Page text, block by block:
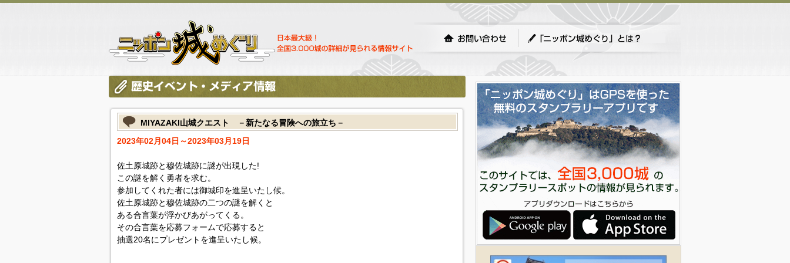
MIYAZAKI山城クエスト －新たなる冒険への旅立ち－
2023年02月04日～2023年03月19日
佐土原城跡と穆佐城跡に謎が出現した!
この謎を解く勇者を求む。
参加してくれた者には御城印を進呈いたし候。
佐土原城跡と穆佐城跡の二つの謎を解くと
ある合言葉が浮かびあがってくる。
その合言葉を応募フォームで応募すると
抽選20名にプレゼントを進呈いたし候。